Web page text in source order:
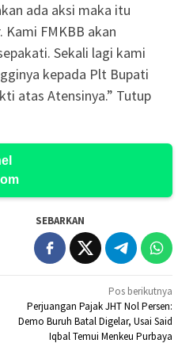
ada aksi maka itu
FMKBB akan
Sekali lagi kami
kepada Plt Bupati
atas Atensinya.” Tutup
SEBARKAN
Pos berikutnya
Perjuangan Pajak JHT Nol Persen:
Demo Buruh Batal Digelar, Usai Said
Iqbal Temui Menkeu Purbaya